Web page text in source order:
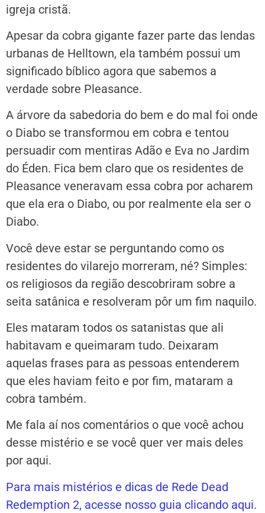
igreja cristã.
Apesar da cobra gigante fazer parte das lendas
urbanas de Helltown, ela também possui um
significado bíblico agora que sabemos a
verdade sobre Pleasance.
A árvore da sabedoria do bem e do mal foi onde
o Diabo se transformou em cobra e tentou
persuadir com mentiras Adão e Eva no Jardim
do Éden. Fica bem claro que os residentes de
Pleasance veneravam essa cobra por acharem
que ela era o Diabo, ou por realmente ela ser o
Diabo.
Você deve estar se perguntando como os
residentes do vilarejo morreram, né? Simples:
os religiosos da região descobriram sobre a
seita satânica e resolveram pôr um fim naquilo.
Eles mataram todos os satanistas que ali
habitavam e queimaram tudo. Deixaram
aquelas frases para as pessoas entenderem
que eles haviam feito e por fim, mataram a
cobra também.
Me fala aí nos comentários o que você achou
desse mistério e se você quer ver mais deles
por aqui.
Para mais mistérios e dicas de Rede Dead
Redemption 2, acesse nosso guia clicando aqui.